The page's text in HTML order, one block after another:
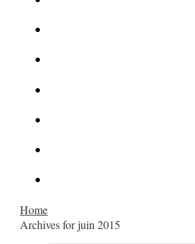
Home
Archives for juin 2015